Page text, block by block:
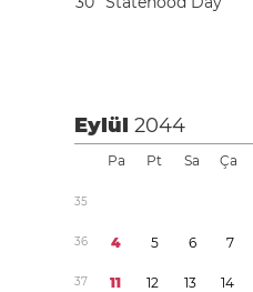
Eylül2044
Pa Pt Sa Ça
35
36 4 5 6 7
37 11 12 13 14